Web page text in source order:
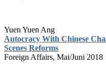
Yuen Yuen Ang
Autocracy With Chinese
Scenes Reforms
Foreign Affairs, Mai/Juni 2018